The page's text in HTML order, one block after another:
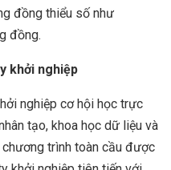
đồng thiểu số như
đồng.
khởi nghiệp
nghiệp cơ hội học trực
tạo, khoa học dữ liệu và
chương trình toàn cầu được